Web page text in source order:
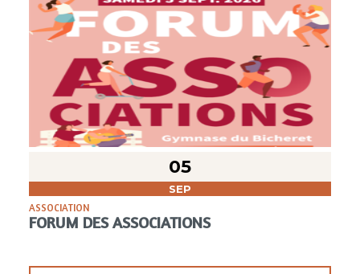
05
SEP
ASSOCIATION
FORUM DES ASSOCIATIONS